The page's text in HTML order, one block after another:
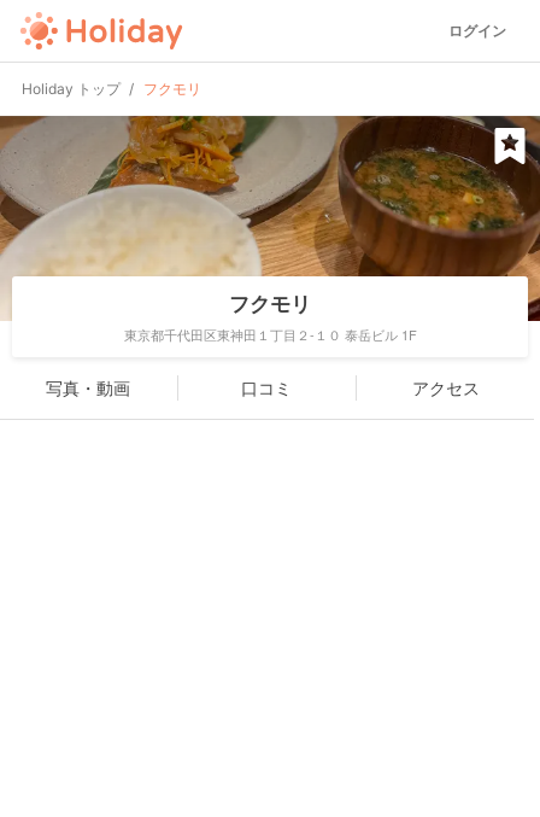
ログイン
Holiday トップ フクモリ
フクモリ
東京都千代田区東神田１丁目２-１０ 泰岳ビル 1F
写真・動画 口コミ アクセス